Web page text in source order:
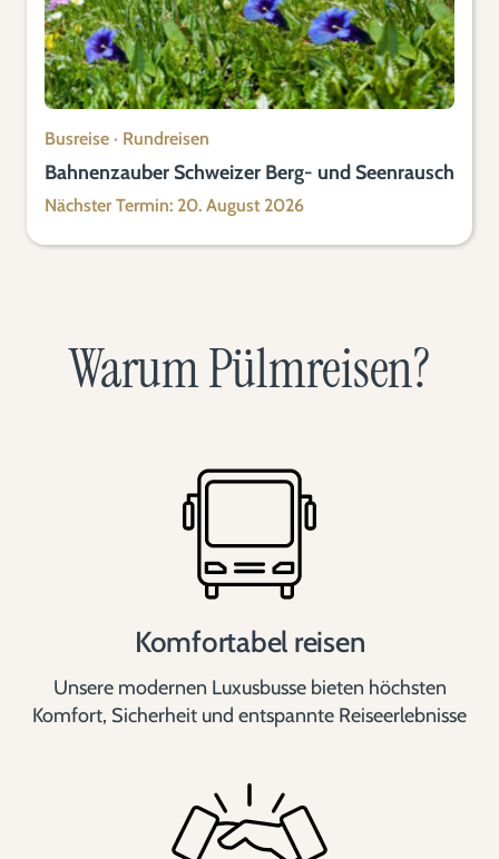
Busreise · Rundreisen
Bahnenzauber Schweizer Berg- und Seenrausch
Nächster Termin: 20. August 2026
Warum Pülmreisen?
Komfortabel reisen
Unsere modernen Luxusbusse bieten höchsten
Komfort, Sicherheit und entspannte Reiseerlebnisse